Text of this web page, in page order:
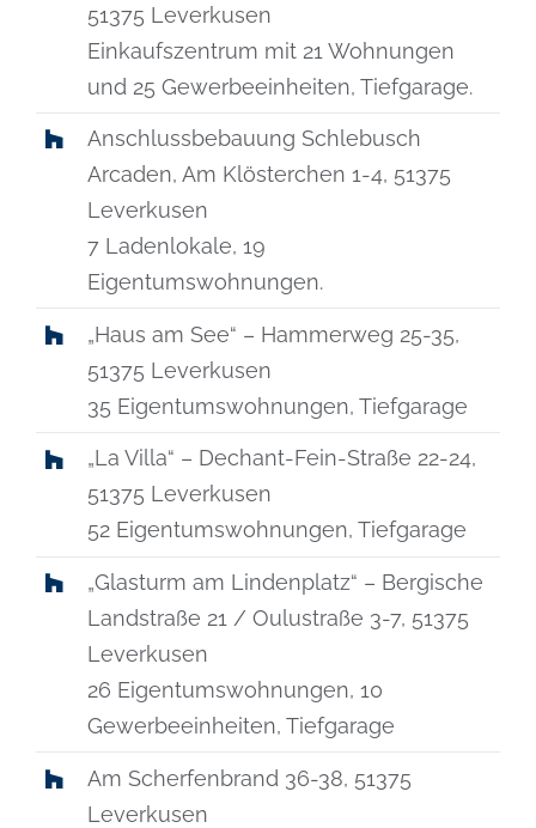
51375 Leverkusen
Einkaufszentrum mit 21 Wohnungen
und 25 Gewerbeeinheiten, Tiefgarage.
Anschlussbebauung Schlebusch
Arcaden, Am Klösterchen 1-4, 51375
Leverkusen
7 Ladenlokale, 19
Eigentumswohnungen.
„Haus am See“ – Hammerweg 25-35,
51375 Leverkusen
35 Eigentumswohnungen, Tiefgarage
„La Villa“ – Dechant-Fein-Straße 22-24,
51375 Leverkusen
52 Eigentumswohnungen, Tiefgarage
„Glasturm am Lindenplatz“ – Bergische
Landstraße 21 / Oulustraße 3-7, 51375
Leverkusen
26 Eigentumswohnungen, 10
Gewerbeeinheiten, Tiefgarage
Am Scherfenbrand 36-38, 51375
Leverkusen